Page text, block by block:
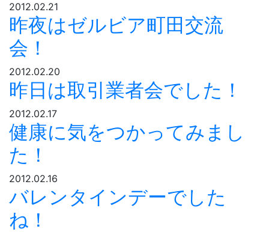
2012.02.21
昨夜はゼルビア町田交流
会！
2012.02.20
昨日は取引業者会でした！
2012.02.17
健康に気をつかってみまし
た！
2012.02.16
バレンタインデーでした
ね！